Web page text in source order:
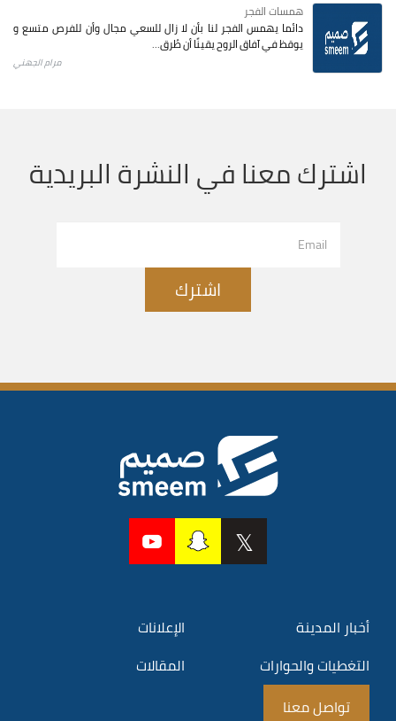
همسات الفجر
دائما يهمس الفجر لنا بأن لا زال للسعي مجال وأن للفرص متسع و
يوقظ في آفاق الروح يقينًا أن طُرق...
مرام الجهني
اشترك معنا في النشرة البريدية
اشترك
أخبار المدينة
الإعلانات
التغطيات والحوارات
المقالات
تواصل معنا